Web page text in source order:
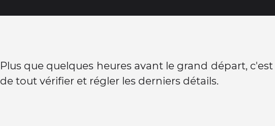
Plus que quelques heures avant le grand départ, c'est
de tout vérifier et régler les derniers détails.